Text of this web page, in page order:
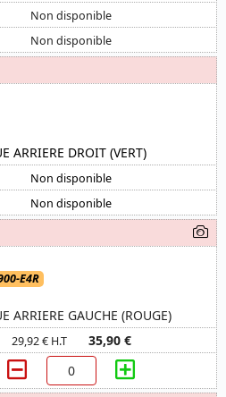
Non disponible
Non disponible
ARRIERE DROIT (VERT)
Non disponible
Non disponible
E4R
ARRIERE GAUCHE (ROUGE)
29,92 € H.T 35,90 €